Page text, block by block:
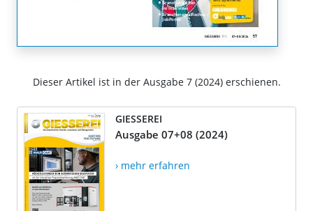
Dieser Artikel ist in der Ausgabe 7 (2024) erschienen.
GIESSEREI
Ausgabe 07+08 (2024)
› mehr erfahren